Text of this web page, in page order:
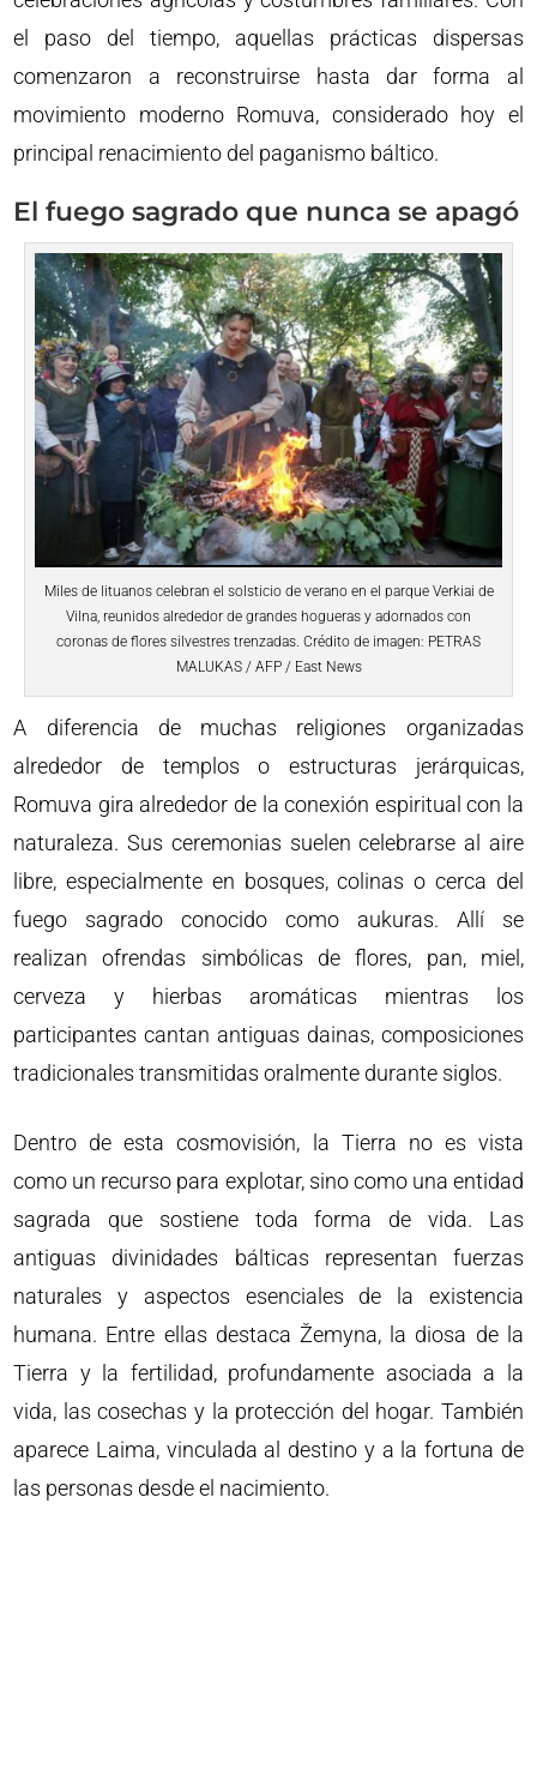
el paso del tiempo, aquellas prácticas dispersas
comenzaron a reconstruirse hasta dar forma al
movimiento moderno Romuva, considerado hoy el
principal renacimiento del paganismo báltico.
El fuego sagrado que nunca se apagó
Miles de lituanos celebran el solsticio de verano en el parque Verkiai de
Vilna, reunidos alrededor de grandes hogueras y adornados con
coronas de flores silvestres trenzadas. Crédito de imagen: PETRAS
MALUKAS / AFP / East News
A diferencia de muchas religiones organizadas
alrededor de templos o estructuras jerárquicas,
Romuva gira alrededor de la conexión espiritual con la
naturaleza. Sus ceremonias suelen celebrarse al aire
libre, especialmente en bosques, colinas o cerca del
fuego sagrado conocido como aukuras. Allí se
realizan ofrendas simbólicas de flores, pan, miel,
cerveza y hierbas aromáticas mientras los
participantes cantan antiguas dainas, composiciones
tradicionales transmitidas oralmente durante siglos.
Dentro de esta cosmovisión, la Tierra no es vista
como un recurso para explotar, sino como una entidad
sagrada que sostiene toda forma de vida. Las
antiguas divinidades bálticas representan fuerzas
naturales y aspectos esenciales de la existencia
humana. Entre ellas destaca Žemyna, la diosa de la
Tierra y la fertilidad, profundamente asociada a la
vida, las cosechas y la protección del hogar. También
aparece Laima, vinculada al destino y a la fortuna de
las personas desde el nacimiento.